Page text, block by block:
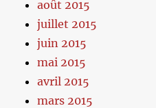
août 2015
juillet 2015
juin 2015
mai 2015
avril 2015
mars 2015